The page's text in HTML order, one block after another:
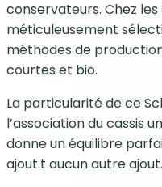
conservateurs. Chez les
méticuleusement
méthodes de
courtes et bio.
La particularité de ce
l’association du cassis
donne un équilibre
ajout.t aucun autre ajout.